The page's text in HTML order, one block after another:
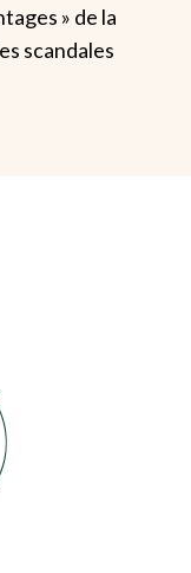
» de la
scandales